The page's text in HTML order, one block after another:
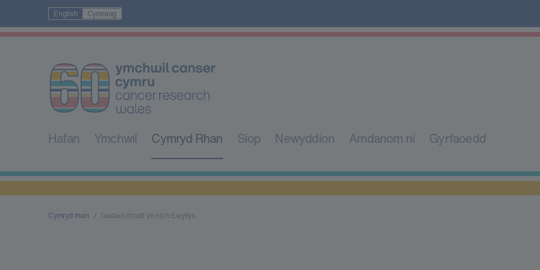
English Cymraeg
Hafan Ymchwil Cymryd Rhan Siop Newyddion Amdanom ni Gyrfaoedd
Cymryd rhan Gadael rhodd yn eich Ewyllys